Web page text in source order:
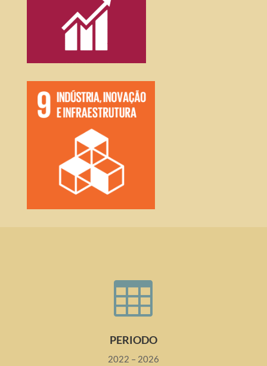

PERIODO
2022 – 2026